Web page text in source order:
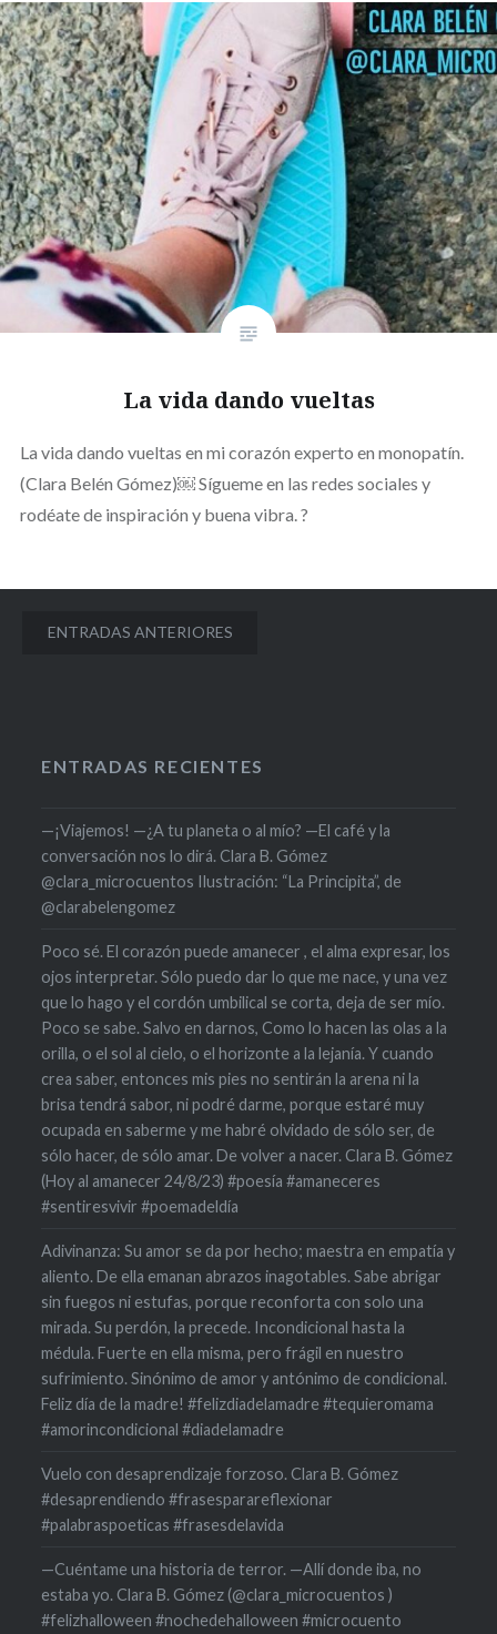
La vida dando vueltas
La vida dando vueltas en mi corazón experto en monopatín.
(Clara Belén Gómez)￼ Sígueme en las redes sociales y
rodéate de inspiración y buena vibra. ?
Navegación
ENTRADAS ANTERIORES
ENTRADAS RECIENTES
—¡Viajemos! —¿A tu planeta o al mío? —El café y la
conversación nos lo dirá. Clara B. Gómez
@clara_microcuentos Ilustración: “La Principita”, de
@clarabelengomez
Poco sé. El corazón puede amanecer , el alma expresar, los
ojos interpretar. Sólo puedo dar lo que me nace, y una vez
que lo hago y el cordón umbilical se corta, deja de ser mío.
Poco se sabe. Salvo en darnos, Como lo hacen las olas a la
orilla, o el sol al cielo, o el horizonte a la lejanía. Y cuando
crea saber, entonces mis pies no sentirán la arena ni la
brisa tendrá sabor, ni podré darme, porque estaré muy
ocupada en saberme y me habré olvidado de sólo ser, de
sólo hacer, de sólo amar. De volver a nacer. Clara B. Gómez
(Hoy al amanecer 24/8/23) #poesía #amaneceres
#sentiresvivir #poemadeldía
Adivinanza: Su amor se da por hecho; maestra en empatía y
aliento. De ella emanan abrazos inagotables. Sabe abrigar
sin fuegos ni estufas, porque reconforta con solo una
mirada. Su perdón, la precede. Incondicional hasta la
médula. Fuerte en ella misma, pero frágil en nuestro
sufrimiento. Sinónimo de amor y antónimo de condicional.
Feliz día de la madre! #felizdiadelamadre #tequieromama
#amorincondicional #diadelamadre
Vuelo con desaprendizaje forzoso. Clara B. Gómez
#desaprendiendo #frasesparareflexionar
#palabraspoeticas #frasesdelavida
—Cuéntame una historia de terror. —Allí donde iba, no
estaba yo. Clara B. Gómez (@clara_microcuentos )
#felizhalloween #nochedehalloween #microcuento